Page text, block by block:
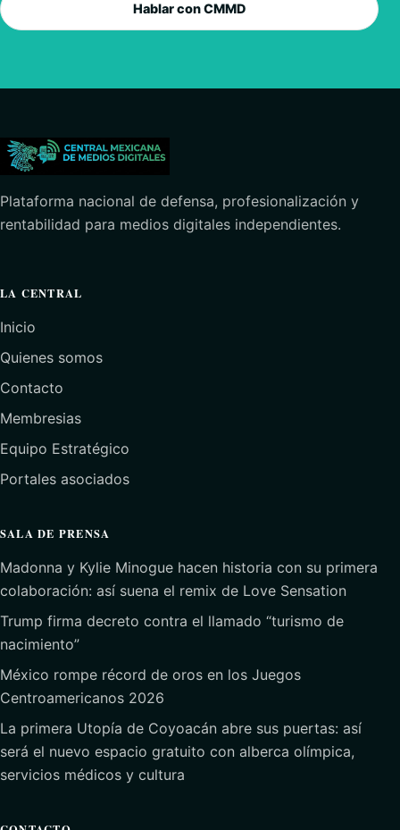
Hablar con CMMD
Plataforma nacional de defensa, profesionalización y
rentabilidad para medios digitales independientes.
LA CENTRAL
Inicio
Quienes somos
Contacto
Membresias
Equipo Estratégico
Portales asociados
SALA DE PRENSA
Madonna y Kylie Minogue hacen historia con su primera
colaboración: así suena el remix de Love Sensation
Trump firma decreto contra el llamado “turismo de
nacimiento”
México rompe récord de oros en los Juegos
Centroamericanos 2026
La primera Utopía de Coyoacán abre sus puertas: así
será el nuevo espacio gratuito con alberca olímpica,
servicios médicos y cultura